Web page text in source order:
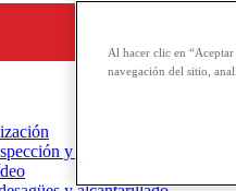
y localización
Al hacer clic en “Aceptar
navegación del sitio,